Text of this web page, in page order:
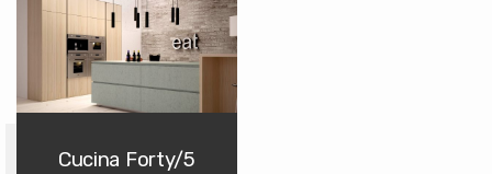
Cucina Forty/5